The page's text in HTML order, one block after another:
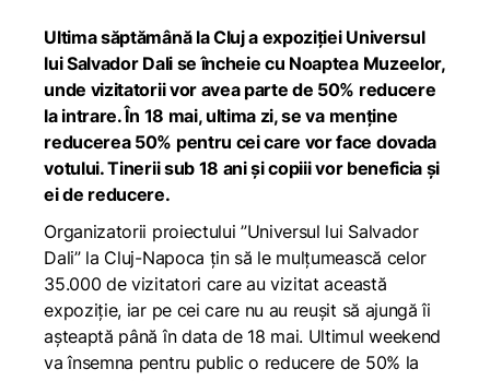
Ultima săptămână la Cluj a expoziției Universul
lui Salvador Dalise încheie cu Noaptea Muzeelor,
unde vizitatorii vor avea parte de 50% reducere
la intrare. În 18 mai, ultima zi, se va menține
reducerea 50% pentru cei care vor face dovada
votului. Tinerii sub 18 ani și copiii vor beneficia și
ei de reducere.
Organizatorii proiectului ”Universul lui Salvador
Dali” la Cluj-Napoca țin să le mulțumească celor
35.000 de vizitatori care au vizitat această
expoziție, iar pe cei care nu au reușit să ajungă îi
așteaptă până în data de 18 mai. Ultimul weekend
va însemna pentru public o reducere de 50% la